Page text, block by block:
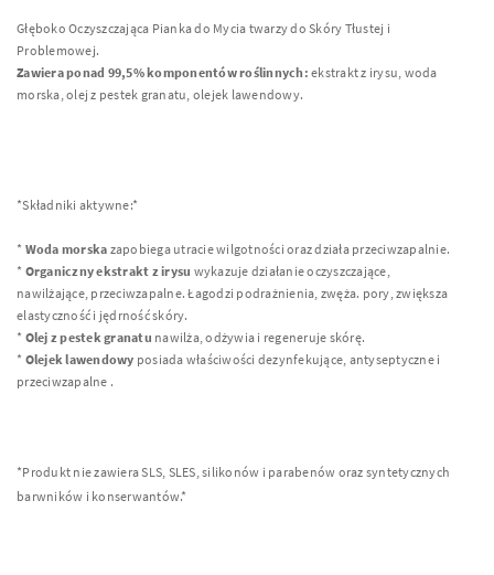
Głęboko Oczyszczająca Pianka do Mycia twarzy do Skóry Tłustej i
Problemowej.
Zawiera ponad 99,5% komponentów roślinnych: ekstrakt z irysu, woda
morska, olej z pestek granatu, olejek lawendowy.
*Składniki aktywne:*
* Woda morska zapobiega utracie wilgotności oraz działa przeciwzapalnie.
* Organiczny ekstrakt z irysu wykazuje działanie oczyszczające,
nawilżające, przeciwzapalne. Łagodzi podrażnienia, zwęża. pory, zwiększa
elastyczność i jędrność skóry.
* Olej z pestek granatu nawilża, odżywia i regeneruje skórę.
* Olejek lawendowy posiada właściwości dezynfekujące, antyseptyczne i
przeciwzapalne .
*Produkt nie zawieraSLS, SLES, silikonów i parabenów oraz syntetycznych
barwników i konserwantów.*